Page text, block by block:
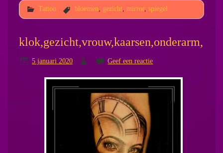
Tattoo bloemen, gezicht, mirror, spiegel
klok,gezicht,vrouw,kaarsen,onderarm,
5 januari 2020 Geef een reactie